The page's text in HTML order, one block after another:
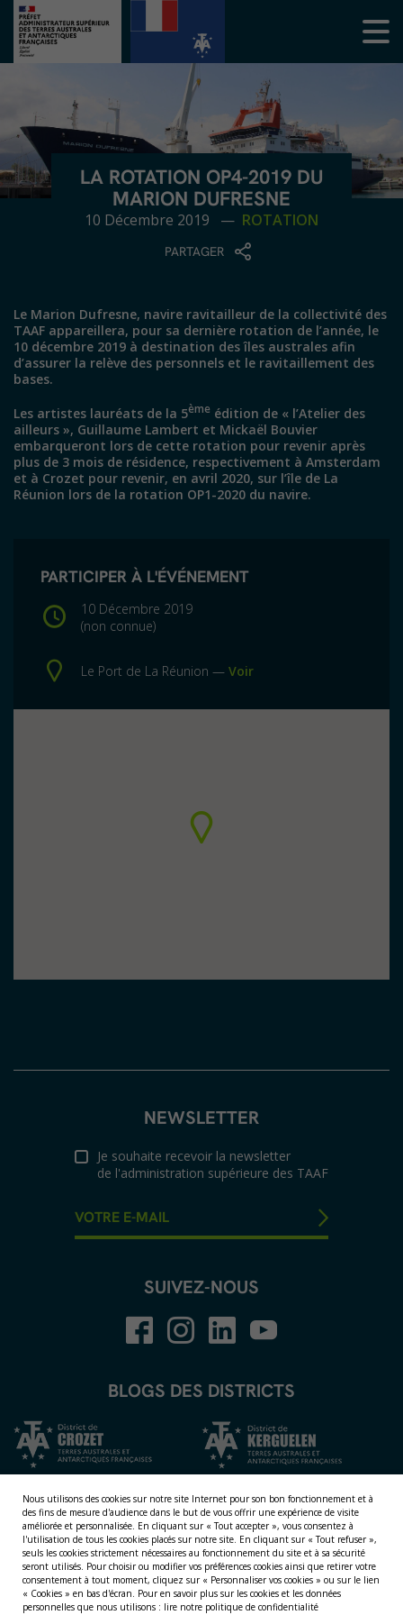
LA ROTATION OP4-2019 DU
MARION DUFRESNE
10 Décembre 2019 — ROTATION
PARTAGER
Le Marion Dufresne, navire ravitailleur de la collectivité des
TAAF appareillera, pour sa dernière rotation de l’année, le
10 décembre 2019 à destination des îles australes afin
d’assurer la relève des personnels et le ravitaillement des
bases.
Les artistes lauréats de la 5ème édition de « l’Atelier des
ailleurs », Guillaume Lambert et Mickaël Bouvier
embarqueront lors de cette rotation pour revenir après
plus de 3 mois de résidence, respectivement à Amsterdam
et à Crozet pour revenir, en avril 2020, sur l’île de La
Réunion lors de la rotation OP1-2020 du navire.
PARTICIPER À L'ÉVÉNEMENT
10 Décembre 2019
(non connue)
Le Port de La Réunion — Voir
NEWSLETTER
Je souhaite recevoir la newsletter
de l'administration supérieure des TAAF
SUIVEZ-NOUS
BLOGS DES DISTRICTS
NOS TERRITOIRES
Nous utilisons des cookies sur notre site Internet pour son bon fonctionnement et à
des fins de mesure d'audience dans le but de vous offrir une expérience de visite
améliorée et personnalisée. En cliquant sur « Tout accepter », vous consentez à
l'utilisation de tous les cookies placés sur notre site. En cliquant sur « Tout refuser »,
seuls les cookies strictement nécessaires au fonctionnement du site et à sa sécurité
seront utilisés. Pour choisir ou modifier vos préférences cookies ainsi que retirer votre
consentement à tout moment, cliquez sur « Personnaliser vos cookies » ou sur le lien
« Cookies » en bas d'écran. Pour en savoir plus sur les cookies et les données
personnelles que nous utilisons : lire notre politique de confidentialité